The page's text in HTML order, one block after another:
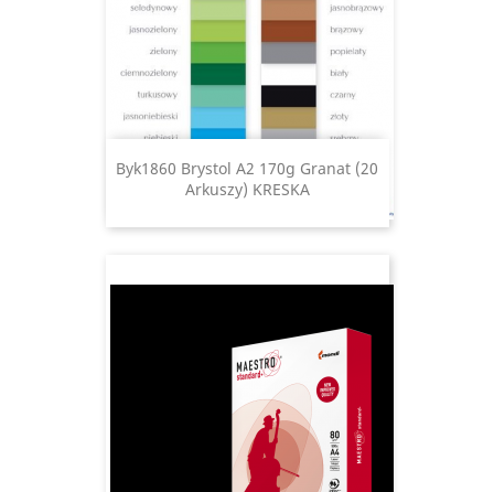
Byk1860 Brystol A2 170g Granat (20
Arkuszy) KRESKA